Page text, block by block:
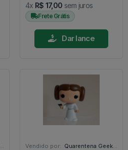
4x R$ 17,00 sem juros
Frete Grátis
Dar lance
Vendido por: Quarentena Geek Store - SP